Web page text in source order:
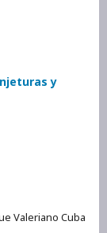
y
Valeriano Cuba